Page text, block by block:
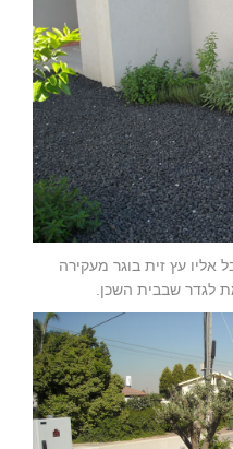
אליו עץ זית בוגר מעקירה
לגדר שבבית השכן.